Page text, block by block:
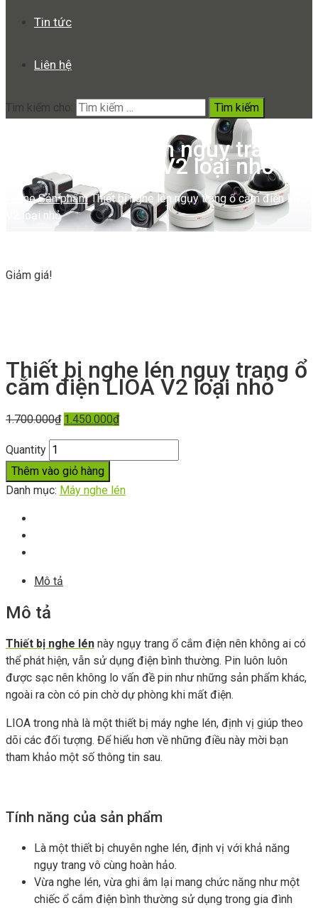
Tin tức
Liên hệ
Tìm kiếm cho:
Thiết bị nghe lén ngụy trang ổ
cắm điện LIOA V2 loại nhỏ
Home Sản phẩm Thiết bị nghe lén ngụy trang ổ cắm điện LIOA
V2 loại nhỏ
Giảm giá!
Thiết bị nghe lén ngụy trang ổ
cắm điện LIOA V2 loại nhỏ
1.700.000₫ 1.450.000₫
Quantity
Thêm vào giỏ hàng
Danh mục: Máy nghe lén
Mô tả
Mô tả
Thiết bị nghe lén này ngụy trang ổ cắm điện nên không ai có
thể phát hiện, vẫn sử dụng điện bình thường. Pin luôn luôn
được sạc nên không lo vấn đề pin như những sản phẩm khác,
ngoài ra còn có pin chờ dự phòng khi mất điện.
LIOA trong nhà là một thiết bị máy nghe lén, định vị giúp theo
dõi các đối tượng. Để hiểu hơn về những điều này mời bạn
tham khảo một số thông tin sau.
Tính năng của sản phẩm
Là một thiết bị chuyên nghe lén, định vị với khả năng
ngụy trang vô cùng hoàn hảo.
Vừa nghe lén, vừa ghi âm lại mang chức năng như một
chiếc ổ cắm điện bình thường sử dụng trong gia đình